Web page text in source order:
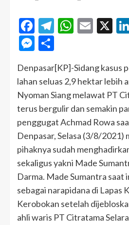
Facebook
TelegramEmail
X
Messenger
Denpasar[KP]-Sidang kasus
lahan seluas 2,9 hektar lebih
Nyoman Siang melawat PT
terus bergulir dan semakin
penggugat Achmad Rowa
Denpasar, Selasa (3/8/2021)
pihaknya sudah
sekaligus yakni Made
Darma. Made Sumantra saat
sebagai narapidana di Lapas
Kerobokan setelah
ahli waris PT Citratama